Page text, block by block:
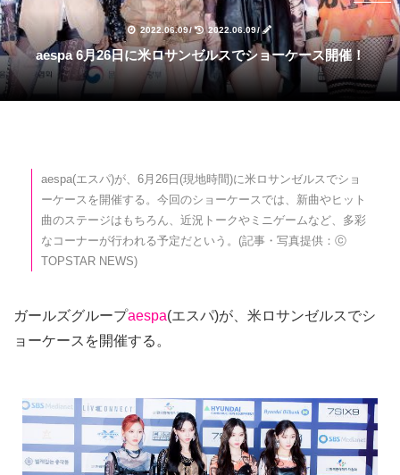
2022.06.09/ 2022.06.09/
aespa 6月26日に米ロサンゼルスでショーケース開催！
aespa(エスパ)が、6月26日(現地時間)に米ロサンゼルスでショ
ーケースを開催する。今回のショーケースでは、新曲やヒット
曲のステージはもちろん、近況トークやミニゲームなど、多彩
なコーナーが行われる予定だという。(記事・写真提供：ⓒ
TOPSTAR NEWS)
ガールズグループaespa(エスパ)が、米ロサンゼルスでシ
ョーケースを開催する。